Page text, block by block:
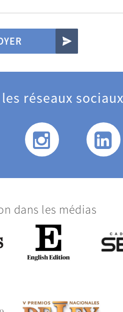
réseaux sociaux
dans les médias